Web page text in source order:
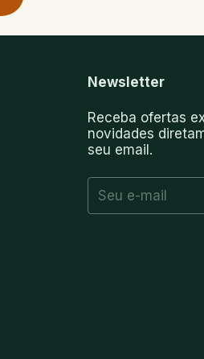
Newsletter
Receba ofertas
novidades
seu email.